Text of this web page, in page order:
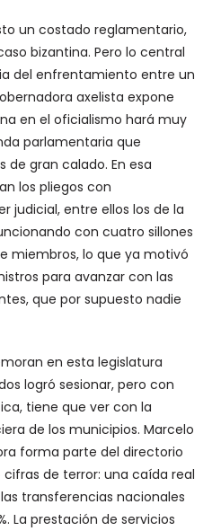
un costado reglamentario,
bizantina. Pero lo central
del enfrentamiento entre un
axelista expone
en el oficialismo hará muy
parlamentaria que
gran calado. En esa
los pliegos con
judicial, entre ellos los de la
con cuatro sillones
miembros, lo que ya motivó
para avanzar con las
que por supuesto nadie
en esta legislatura
logró sesionar, pero con
tiene que ver con la
de los municipios. Marcelo
forma parte del directorio
de terror: una caída real
transferencias nacionales
La prestación de servicios